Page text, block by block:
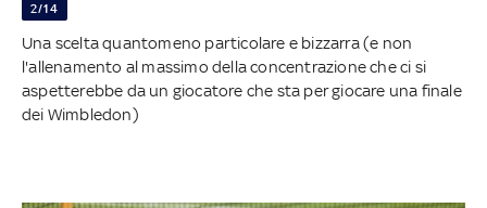
2/14
Una scelta quantomeno particolare e bizzarra (e non
l'allenamento al massimo della concentrazione che ci si
aspetterebbe da un giocatore che sta per giocare una finale
dei Wimbledon)